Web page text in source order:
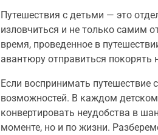
Путешествия с детьми — это
изловчиться и не только самим
время, проведенное в
авантюру отправиться
Если воспринимать
возможностей. В каждом детском
конвертировать неудобства в
моменте, но и по жизни.